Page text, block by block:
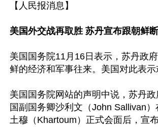
【人民报消息】
美国外交战再取胜 苏丹宣布跟朝鲜
美国国务院11月16日表示，苏丹政
鲜的经济和军事往来。美国对此表示
美国国务院网站的声明中说，苏丹
国副国务卿沙利文（John Sallivan
土穆（Khartoum）正式会面后，宣